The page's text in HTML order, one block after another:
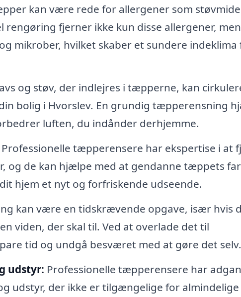
kan være rede for allergener som
rengøring fjerner ikke kun disse allergener, men
mikrober, hvilket skaber et sundere indeklima
og støv, der indlejres i tæpperne, kan
bolig i Hvorslev. En grundig tæpperensning
luften, du indånder derhjemme.
Professionelle tæpperensere har ekspertise i at
og de kan hjælpe med at gendanne tæppets
hjem et nyt og forfriskende udseende.
kan være en tidskrævende opgave, især hvis
viden, der skal til. Ved at overlade det til
tid og undgå besværet med at gøre det selv.
udstyr: Professionelle tæpperensere har
udstyr, der ikke er tilgængelige for almindelige